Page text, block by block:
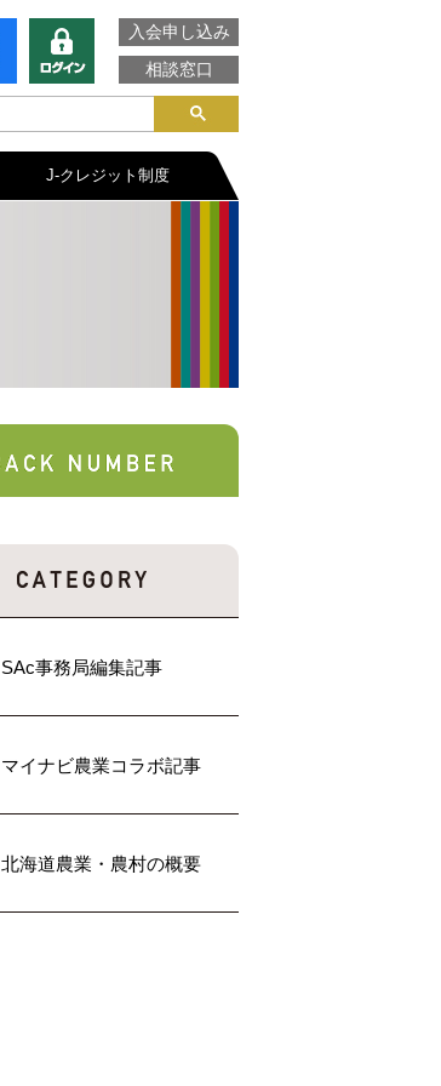
入会申し込み
相談窓口
J-クレジット制度
SAc事務局編集記事
マイナビ農業コラボ記事
北海道農業・農村の概要